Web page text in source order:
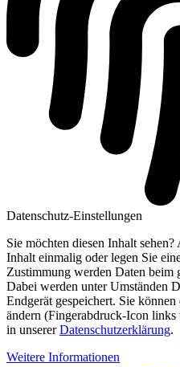
Datenschutz-Einstellungen
Sie möchten diesen Inhalt
Inhalt einmalig oder legen Sie
Zustimmung werden Daten beim
Dabei werden unter Umständen
Endgerät gespeichert. Sie
ändern (Fingerabdruck-Icon
in unsererDatenschutzerklärung.
Weitere Informationen